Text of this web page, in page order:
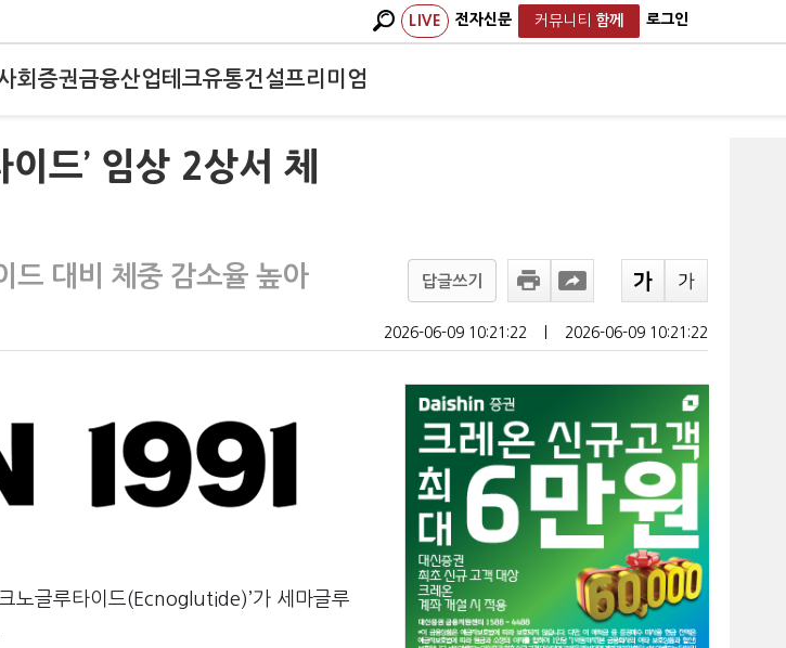
LIVE 전자신문 커뮤니티 함께 로그인
회 증권금융산업테크유통건설프리미엄
드’ 임상 2상서 체
대비 체중 감소율 높아 답글쓰기
2026-06-09 10:21:22 2026-06-09 10:21:22
노글루타이드(Ecnoglutide)’가 세마글루